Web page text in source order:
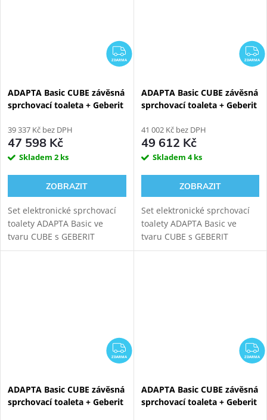
ZDARMA
ZDARMA
ADAPTA Basic CUBE závěsná
sprchovací toaleta + Geberit
39 337 Kč bez DPH
47 598 Kč
Skladem 2 ks
ZOBRAZIT
Set elektronické sprchovací
toalety ADAPTA Basic ve
tvaru CUBE s GEBERIT
DUOFIX 111.925.00.5
ZDARMA
ADAPTA Basic CUBE závěsná
sprchovací toaleta + Geberit
41 002 Kč bez DPH
49 612 Kč
Skladem 4 ks
ZOBRAZIT
Set elektronické sprchovací
toalety ADAPTA Basic ve
tvaru CUBE s GEBERIT
DUOFIX 111.355.00.5
ZDARMA
ZDARMA
ADAPTA Basic CUBE závěsná
sprchovací toaleta + Geberit
ZDARMA
ADAPTA Basic CUBE závěsná
sprchovací toaleta + Geberit